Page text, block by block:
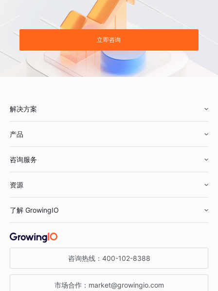
立即咨询
解决方案
鞋服行业
汽车行业
金融行业
产品
智能运营
获客分析
咨询服务
资源
增长公开课
增长博客
了解 GrowingIO
关于 GrowingIO
增长大会
咨询热线： 400-102-8388
市场合作： market@growingio.com